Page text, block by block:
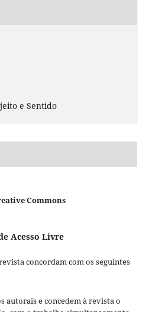
e Sentido
Commons
Acesso Livre
concordam com os seguintes
autorais e concedem à revista o